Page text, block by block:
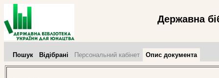
Державна
Пошук Відібрані Персональний кабінет Опис документа